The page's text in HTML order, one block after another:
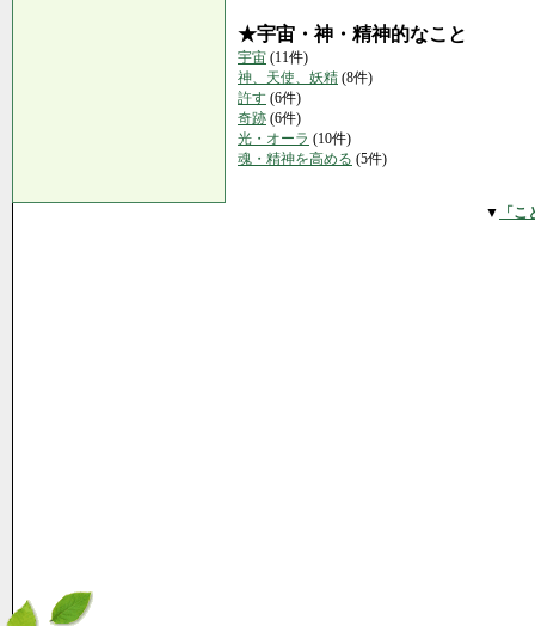
★宇宙・神・精神的なこと
宇宙 (11件)
神、天使、妖精 (8件)
許す (6件)
奇跡 (6件)
光・オーラ (10件)
魂・精神を高める (5件)
▼ 「